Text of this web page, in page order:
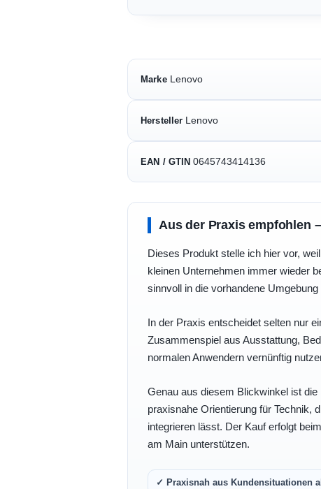
Marke Lenovo
Hersteller Lenovo
EAN / GTIN 0645743414136
Aus der Praxis empfohlen
Dieses Produkt stelle ich hier vor,
kleinen Unternehmen immer wieder
sinnvoll in die vorhandene Umgebung
In der Praxis entscheidet selten nur
Zusammenspiel aus Ausstattung,
normalen Anwendern vernünftig
Genau aus diesem Blickwinkel ist
praxisnahe Orientierung für Technik,
integrieren lässt. Der Kauf erfolgt
am Main unterstützen.
✓ Praxisnah aus Kundensituationen